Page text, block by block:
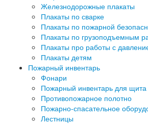
Железнодорожные плакаты
Плакаты по сварке
Плакаты по пожарной
Плакаты по грузоподъемным
Плакаты про работы с
Плакаты детям
Пожарный инвентарь
Фонари
Пожарный инвентарь для щита
Противопожарное полотно
Пожарно-спасательное
Лестницы